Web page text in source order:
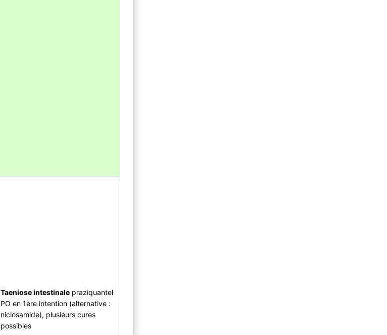
Taeniose intestinalepraziquantel
PO en 1ère intention (alternative :
niclosamide), plusieurs cures
possibles